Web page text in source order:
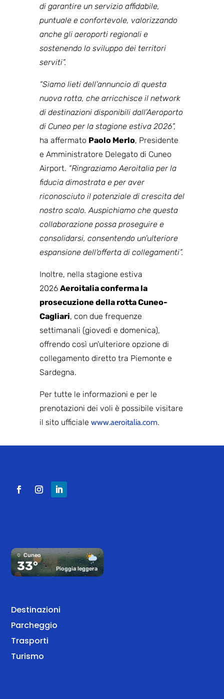
di garantire un servizio affidabile,
puntuale e confortevole, valorizzando
anche gli aeroporti regionali e
sostenendo lo sviluppo dei territori
serviti”.
“Siamo lieti dell’annuncio di questa
nuova rotta, che arricchisce il network
di destinazioni disponibili dall’Aeroporto
di Cuneo per la stagione estiva 2026”,
ha affermato Paolo Merlo, Presidente
e Amministratore Delegato di Cuneo
Airport. “Ringraziamo Aeroitalia per la
fiducia dimostrata e per aver
riconosciuto il potenziale di crescita del
nostro scalo. Auspichiamo che questa
collaborazione possa proseguire e
consolidarsi, consentendo un’ulteriore
espansione dell’offerta di collegamenti”.
Inoltre, nella stagione estiva
2026 Aeroitalia conferma la
prosecuzione della rotta Cuneo-
Cagliari, con due frequenze
settimanali (giovedì e domenica),
offrendo così un’ulteriore opzione di
collegamento diretto tra Piemonte e
Sardegna.
Per tutte le informazioni e per le
prenotazioni dei voli è possibile visitare
il sito ufficiale www.aeroitalia.com.
Cuneo
33° Pioggia leggera
Destinazioni
Parcheggio
Trasporti
Turismo